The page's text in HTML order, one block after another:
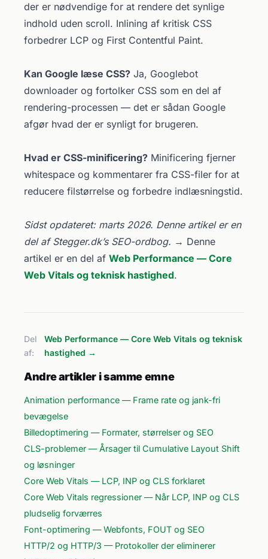
der er nødvendige for at rendere det synlige
indhold uden scroll. Inlining af kritisk CSS
forbedrer LCP og First Contentful Paint.
Kan Google læse CSS? Ja, Googlebot
downloader og fortolker CSS som en del af
rendering-processen — det er sådan Google
afgør hvad der er synligt for brugeren.
Hvad er CSS-minificering? Minificering fjerner
whitespace og kommentarer fra CSS-filer for at
reducere filstørrelse og forbedre indlæsningstid.
Sidst opdateret: marts 2026. Denne artikel er en
del af Stegger.dk’s SEO-ordbog. → Denne
artikel er en del af Web Performance — Core
Web Vitals og teknisk hastighed.
Del
af:
Web Performance — Core Web Vitals og teknisk
hastighed →
Andre artikler i samme emne
Animation performance — Frame rate og jank-fri
bevægelse
Billedoptimering — Formater, størrelser og SEO
CLS-problemer — Årsager til Cumulative Layout Shift
og løsninger
Core Web Vitals — LCP, INP og CLS forklaret
Core Web Vitals regressioner — Når LCP, INP og CLS
pludselig forværres
Font-optimering — Webfonts, FOUT og SEO
HTTP/2 og HTTP/3 — Protokoller der eliminerer